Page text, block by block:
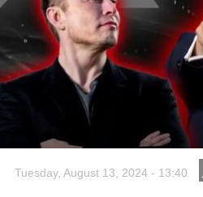
Tuesday, August 13, 2024 - 13:40